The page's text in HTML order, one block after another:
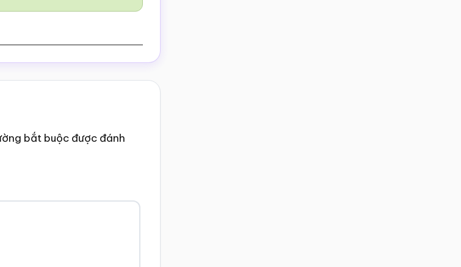
bắt buộc được đánh